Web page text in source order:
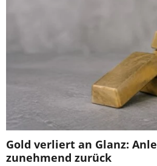
Gold verliert an Glanz:
zunehmend zurück